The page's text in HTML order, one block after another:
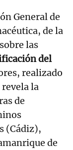
General de
de la
las
del
realizado
la
de
(Cádiz),
de